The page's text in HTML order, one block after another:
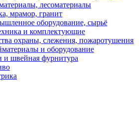
лесоматериалы
мрамор, гранит
оборудование, сырьё
и комплектующие
охраны, слежения, пожаротушения
и оборудование
и швейная фурнитура